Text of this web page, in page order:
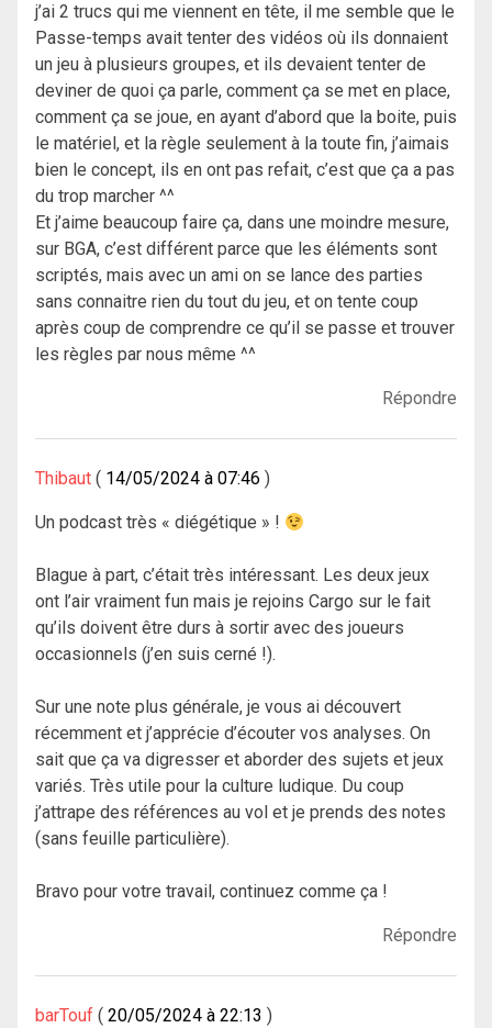
j’ai 2 trucs qui me viennent en tête, il me semble que le
Passe-temps avait tenter des vidéos où ils donnaient
un jeu à plusieurs groupes, et ils devaient tenter de
deviner de quoi ça parle, comment ça se met en place,
comment ça se joue, en ayant d’abord que la boite, puis
le matériel, et la règle seulement à la toute fin, j’aimais
bien le concept, ils en ont pas refait, c’est que ça a pas
du trop marcher ^^
Et j’aime beaucoup faire ça, dans une moindre mesure,
sur BGA, c’est différent parce que les éléments sont
scriptés, mais avec un ami on se lance des parties
sans connaitre rien du tout du jeu, et on tente coup
après coup de comprendre ce qu’il se passe et trouver
les règles par nous même ^^
Répondre
Thibaut 14/05/2024 à 07:46
Un podcast très « diégétique » !
Blague à part, c’était très intéressant. Les deux jeux
ont l’air vraiment fun mais je rejoins Cargo sur le fait
qu’ils doivent être durs à sortir avec des joueurs
occasionnels (j’en suis cerné !).
Sur une note plus générale, je vous ai découvert
récemment et j’apprécie d’écouter vos analyses. On
sait que ça va digresser et aborder des sujets et jeux
variés. Très utile pour la culture ludique. Du coup
j’attrape des références au vol et je prends des notes
(sans feuille particulière).
Bravo pour votre travail, continuez comme ça !
Répondre
barTouf 20/05/2024 à 22:13